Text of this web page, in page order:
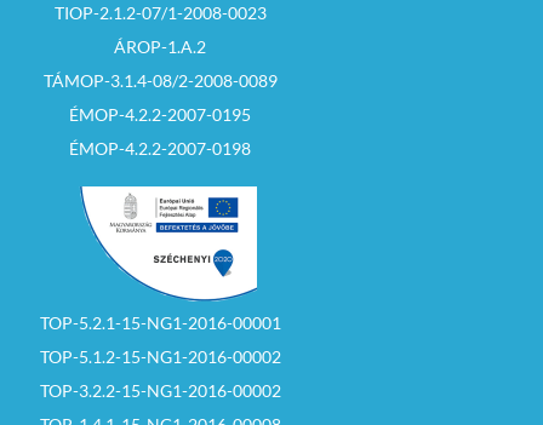
TIOP-2.1.2-07/1-2008-0023
ÁROP-1.A.2
TÁMOP-3.1.4-08/2-2008-0089
ÉMOP-4.2.2-2007-0195
ÉMOP-4.2.2-2007-0198
TOP-5.2.1-15-NG1-2016-00001
TOP-5.1.2-15-NG1-2016-00002
TOP-3.2.2-15-NG1-2016-00002